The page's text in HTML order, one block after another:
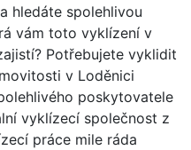
hledáte spolehlivou
vám toto vyklízení v
Potřebujete vyklidit
v Loděnici
poskytovatele
vyklízecí společnost z
práce mile ráda